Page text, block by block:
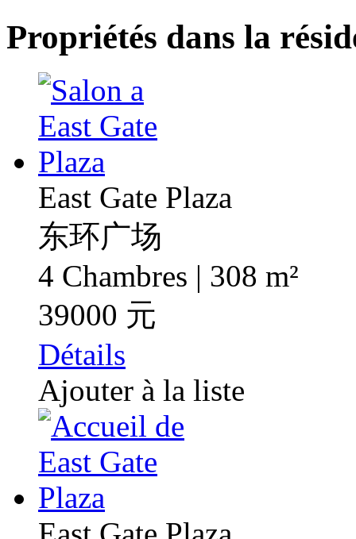
Propriétés dans la
East Gate Plaza
东环广场
4 Chambres | 308 m²
39000 元
Détails
Ajouter à la liste